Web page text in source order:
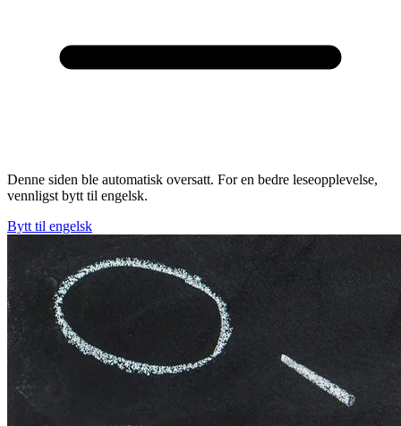
Denne siden ble automatisk oversatt. For en bedre leseopplevelse,
vennligst bytt til engelsk.
Bytt til engelsk